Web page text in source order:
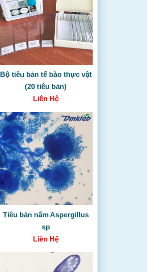
Bộ tiêu bản tế bào thực vật
(20 tiêu bản)
Liên Hệ
Tiêu bản nấm Aspergillus
sp
Liên Hệ